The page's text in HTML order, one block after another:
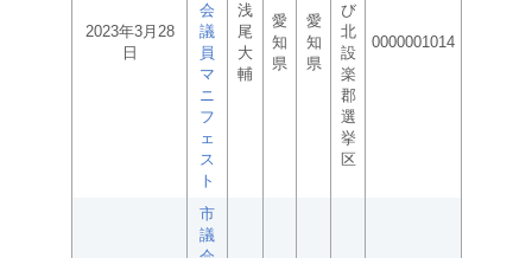
2023年3月28
日
会
議
員
マ
ニ
フ
ェ
ス
ト
浅
尾
大
輔
愛
知
県
愛
知
県
び
北
設
楽
郡
選
挙
区
0000001014
市
議